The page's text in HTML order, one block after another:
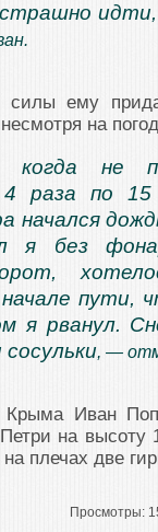
силы ему
на
когда не
4 раза по
начался
я без
пути,
я рванул.
, —
Иван
на высоту
плечах две
Просмотры: